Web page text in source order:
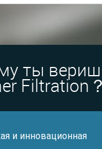
ты
Filtration？
и инновационная